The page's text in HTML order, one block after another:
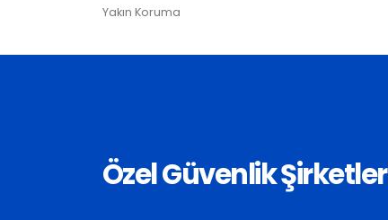
Yakın Koruma
Özel Güvenlik